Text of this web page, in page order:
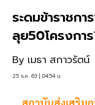
ระดมข้าราชกา
ลุย50โครงกา
By เมธา สกาวรัตน์
25 ธ.ค. 63 | 04:54 น.